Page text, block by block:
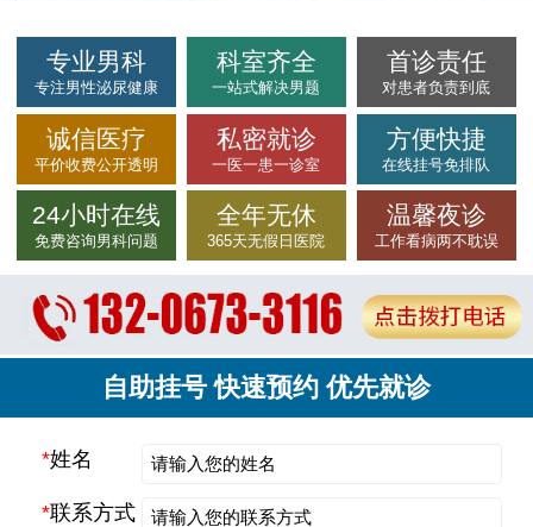
专业男科
专注男性泌尿健康
科室齐全
一站式解决男题
首诊责任
对患者负责到底
诚信医疗
平价收费公开透明
私密就诊
一医一患一诊室
方便快捷
在线挂号免排队
24小时在线
免费咨询男科问题
全年无休
365天无假日医院
温馨夜诊
工作看病两不耽误
自助挂号 快速预约 优先就诊
*姓名
*联系方式